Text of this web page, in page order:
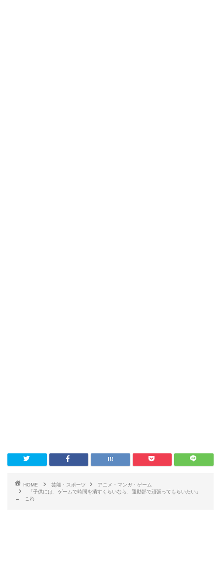
HOME 芸能・スポーツ
アニメ・マンガ・ゲーム
「子供には、ゲームで時間を潰すくらいなら、運動部で頑張ってもらいたい」
← これ